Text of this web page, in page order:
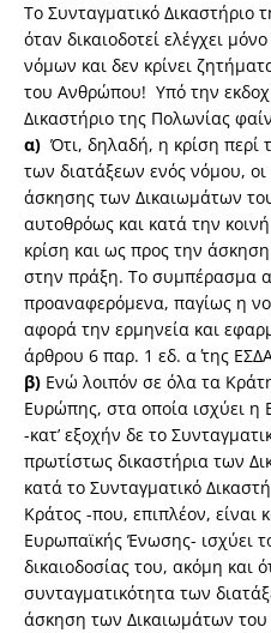
Το Συνταγματικό Δικαστήριο
όταν δικαιοδοτεί ελέγχει
νόμων και δεν κρίνει
του Ανθρώπου! Υπό την
Δικαστήριο της Πολωνίας
α) Ότι, δηλαδή, η κρίση περί
των διατάξεων ενός νόμου, οι
άσκησης των Δικαιωμάτων
αυτοθρόως και κατά την κοινή
κρίση και ως προς την
στην πράξη. Το συμπέρασμα
προαναφερόμενα, παγίως η
αφορά την ερμηνεία και
άρθρου 6 παρ. 1 εδ. α΄ της
β) Ενώ λοιπόν σε όλα τα
Ευρώπης, στα οποία ισχύει η
-κατ’ εξοχήν δε το
πρωτίστως δικαστήρια των
κατά το Συνταγματικό
Κράτος -που, επιπλέον, είναι
Ευρωπαϊκής Ένωσης- ισχύει
δικαιοδοσίας του, ακόμη και
συνταγματικότητα των
άσκηση των Δικαιωμάτων του